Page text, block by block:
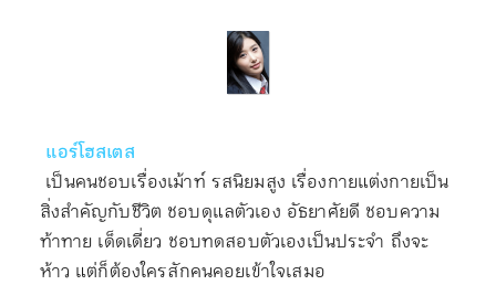
แอร์โฮสเตส
เป็นคนชอบเรื่องเม้าท์ รสนิยมสูง เรื่องกายแต่งกายเป็น
สิ่งสำคัญกับชีวิต ชอบดุแลตัวเอง อัธยาศัยดี ชอบความ
ท้าทาย เด็ดเดี่ยว ชอบทดสอบตัวเองเป็นประจำ ถึงจะ
ห้าว แต่ก็ต้องใครสักคนคอยเข้าใจเสมอ